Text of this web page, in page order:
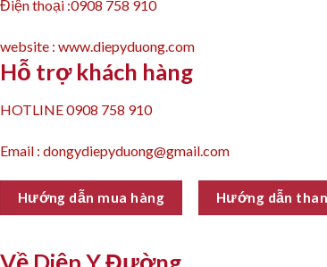
Điện thoại :0908 758 910
website : www.diepyduong.com
Hỗ trợ khách hàng
HOTLINE 0908 758 910
Email : dongydiepyduong@gmail.com
Hướng dẫn mua hàng Hướng dẫn
Về Diệp Y Đường